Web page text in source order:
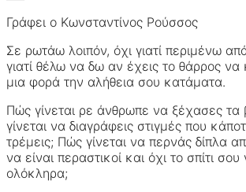
Γράφει ο Κωνσταντίνος Ρούσσος
Σε ρωτάω λοιπόν, όχι γιατί περιμένω
γιατί θέλω να δω αν έχεις το θάρρος να
μια φορά την αλήθεια σου κατάματα.
Πώς γίνεται ρε άνθρωπε να ξέχασες
γίνεται να διαγράφεις στιγμές που
τρέμεις; Πώς γίνεται να περνάς δίπλα
να είναι περαστικοί και όχι το σπίτι σου
ολόκληρα;